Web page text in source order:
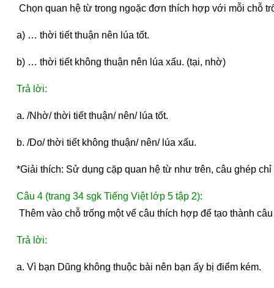
Chọn quan hệ từ trong ngoặc đơn thích hợp với mỗi chỗ
a) … thời tiết thuận nên lúa tốt.
b) … thời tiết không thuận nên lúa xấu. (tại, nhờ)
Trả lời:
a. /Nhờ/ thời tiết thuận/ nên/ lúa tốt.
b. /Do/ thời tiết không thuận/ nên/ lúa xấu.
*Giải thích: Sử dụng cặp quan hệ từ như trên, câu ghép
Câu 4 (trang 34 sgk Tiếng Việt lớp 5 tập 2):
Thêm vào chỗ trống một vế câu thích hợp để tạo thành
Trả lời:
a. Vì bạn Dũng không thuộc bài nên bạn ấy bị điểm kém.